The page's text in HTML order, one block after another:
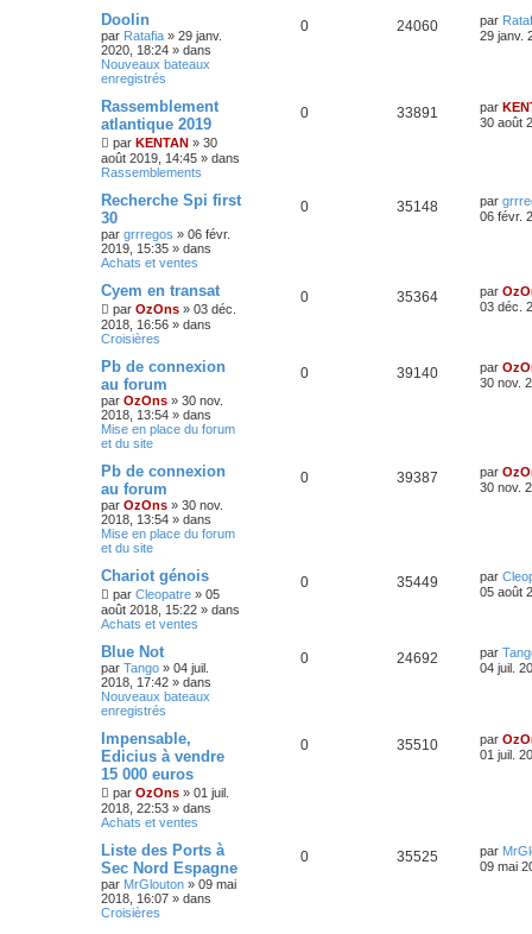
Doolin
par Ratafia » 29 janv.
2020, 18:24 » dans
Nouveaux bateaux
enregistrés
0 24060 par
29 janv.
Rassemblement
atlantique 2019
par KENTAN » 30
août 2019, 14:45 » dans
Rassemblements
0 33891 par
30 août
Recherche Spi first
30
par grrregos » 06 févr.
2019, 15:35 » dans
Achats et ventes
0 35148 par
06 févr.
Cyem en transat
par OzOns » 03 déc.
2018, 16:56 » dans
Croisières
0 35364 par
03 déc.
Pb de connexion
au forum
par OzOns » 30 nov.
2018, 13:54 » dans
Mise en place du forum
et du site
0 39140 par
30 nov.
Pb de connexion
au forum
par OzOns » 30 nov.
2018, 13:54 » dans
Mise en place du forum
et du site
0 39387 par
30 nov.
Chariot génois
par Cleopatre » 05
août 2018, 15:22 » dans
Achats et ventes
0 35449 par
05 août
Blue Not
par Tango » 04 juil.
2018, 17:42 » dans
Nouveaux bateaux
enregistrés
0 24692 par
04 juil.
Impensable,
Edicius à vendre
15 000 euros
par OzOns » 01 juil.
2018, 22:53 » dans
Achats et ventes
0 35510 par
01 juil.
Liste des Ports à
Sec Nord Espagne
par MrGlouton » 09 mai
2018, 16:07 » dans
Croisières
0 35525 par
09 mai